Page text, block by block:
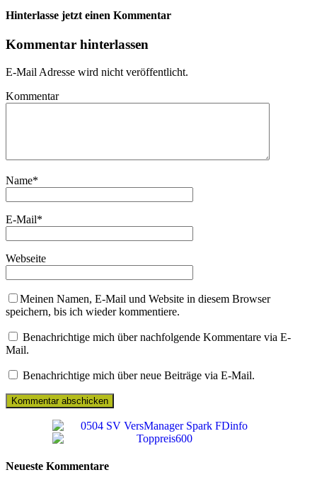
Hinterlasse jetzt einen Kommentar
Kommentar hinterlassen
E-Mail Adresse wird nicht veröffentlicht.
Kommentar
Name*
E-Mail*
Webseite
Meinen Namen, E-Mail und Website in diesem Browser
speichern, bis ich wieder kommentiere.
Benachrichtige mich über nachfolgende Kommentare via E-
Mail.
Benachrichtige mich über neue Beiträge via E-Mail.
Neueste Kommentare